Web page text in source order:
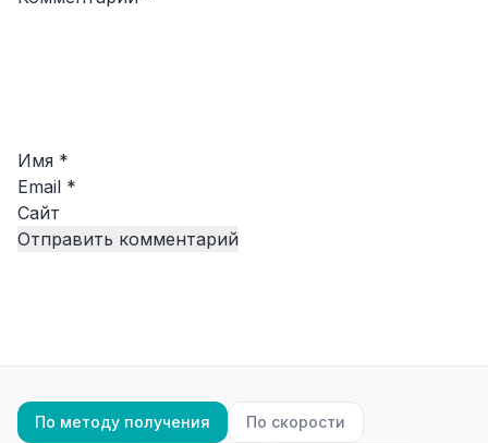
Имя *
Email *
Сайт
По методу получения По скорости